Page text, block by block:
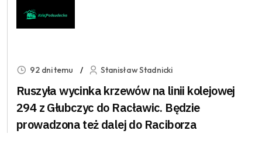
92 dni temu Stanisław Stadnicki
Ruszyła wycinka krzewów na linii kolejowej
294 z Głubczyc do Racławic. Będzie
prowadzona też dalej do Raciborza